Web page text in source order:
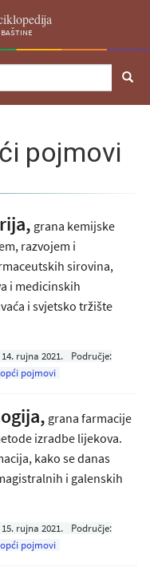
pojmovi
grana kemijske
razvojem i
sirovina,
i medicinskih
i svjetsko tržište
14. rujna 2021.
Područje:
opći pojmovi
grana farmacije
izradbe lijekova.
kako se danas
i galenskih
15. rujna 2021.
Područje:
opći pojmovi